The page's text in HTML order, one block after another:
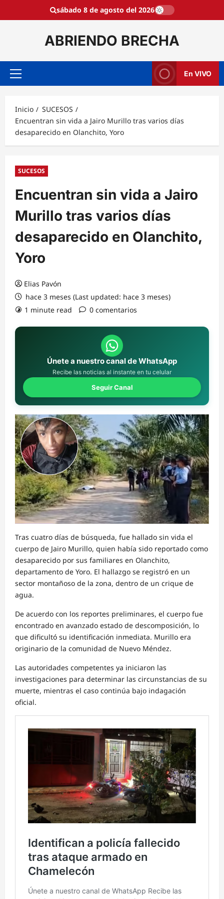
sábado 8 de agosto del 2026
ABRIENDO BRECHA
Menú
En VIVO
Inicio
SUCESOS
Encuentran sin vida a Jairo Murillo tras varios días
desaparecido en Olanchito, Yoro
SUCESOS
Encuentran sin vida a Jairo
Murillo tras varios días
desaparecido en Olanchito,
Yoro
Elias Pavón
hace 3 meses (Last updated: hace 3 meses)
1 minute read
0 comentarios
Únete a nuestro canal de WhatsApp
Recibe las noticias al instante en tu celular
Seguir Canal
Tras cuatro días de búsqueda, fue hallado sin vida el
cuerpo de Jairo Murillo, quien había sido reportado como
desaparecido por sus familiares en Olanchito,
departamento de Yoro. El hallazgo se registró en un
sector montañoso de la zona, dentro de un crique de
agua.
De acuerdo con los reportes preliminares, el cuerpo fue
encontrado en avanzado estado de descomposición, lo
que dificultó su identificación inmediata. Murillo era
originario de la comunidad de Nuevo Méndez.
Las autoridades competentes ya iniciaron las
investigaciones para determinar las circunstancias de su
muerte, mientras el caso continúa bajo indagación
oficial.